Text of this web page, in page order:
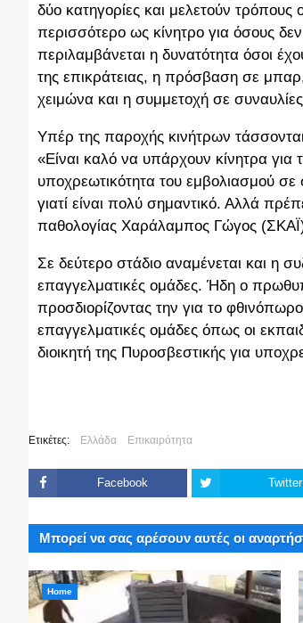
δύο κατηγορίες και μελετούν
περισσότερο ως κίνητρο για όσους
περιλαμβάνεται η δυνατότητα όσοι
της επικράτειας, η πρόσβαση σε
χειμώνα και η συμμετοχή σε
Υπέρ της παροχής κινήτρων
«Είναι καλό να υπάρχουν κίνητρα για
υποχρεωτικότητα του εμβολιασμού σε
γιατί είναι πολύ σημαντικό. Αλλά
παθολογίας Χαράλαμπος Γώγος
Σε δεύτερο στάδιο αναμένεται και η
επαγγελματικές ομάδες. Ήδη ο
προσδιορίζοντας την για το
επαγγελματικές ομάδες όπως οι
διοικητή της Πυροσβεστικής για
Ετικέτες: Ελλάδα Επικαιρότητα
Facebook Twitter
Μπορεί να σας αρέσουν αυτές οι
Home